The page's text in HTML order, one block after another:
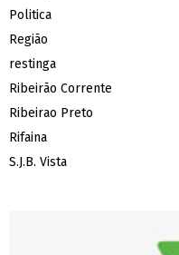
Politica
Região
restinga
Ribeirão Corrente
Ribeirao Preto
Rifaina
S.J.B. Vista